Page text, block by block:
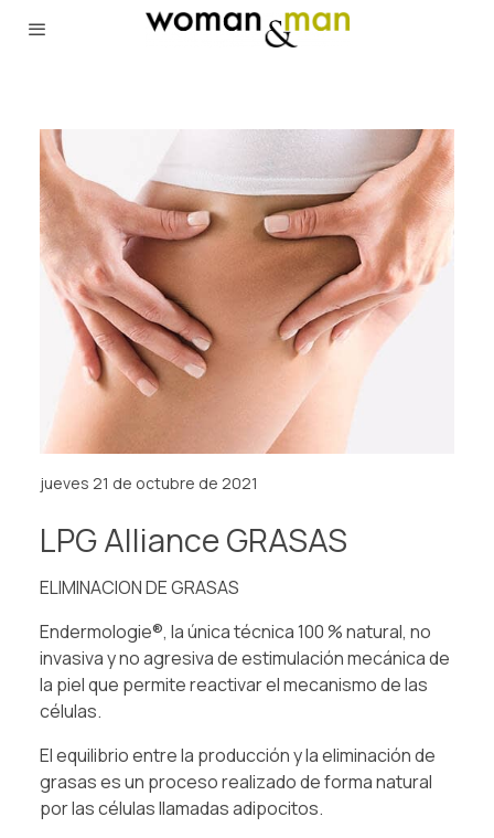
jueves 21 de octubre de 2021
LPG Alliance GRASAS
ELIMINACION DE GRASAS
Endermologie®, la única técnica 100 % natural, no
invasiva y no agresiva de estimulación mecánica de
la piel que permite reactivar el mecanismo de las
células.
El equilibrio entre la producción y la eliminación de
grasas es un proceso realizado de forma natural
por las células llamadas adipocitos.